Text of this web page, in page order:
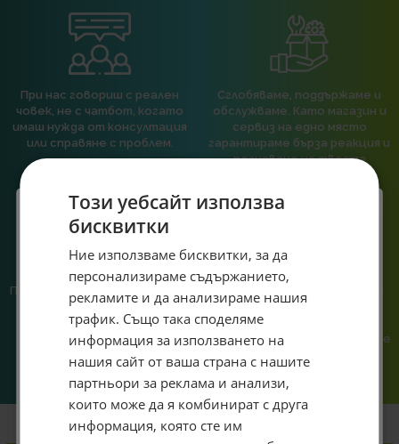
При нас говориш с реален
човек, не с чатбот, когато
имаш нужда от консултация
или справяне с проблем.
Сглобяваме, поддържаме и
обслужваме. Като магазин и
сервиз на едно място
гарантираме бърза реакция и
познаване на твоята
Предлагаме различни методи
на плащане, включително
възможност за плащане с
криптовалута.
затова поемаме лична
отговорност за всяка
поръчка. Ако има проблем – не
решаваме.
Този уебсайт използва
бисквитки
Ние използваме бисквитки, за да
персонализираме съдържанието,
рекламите и да анализираме нашия
трафик. Също така споделяме
информация за използването на
нашия сайт от ваша страна с нашите
партньори за реклама и анализи,
които може да я комбинират с друга
информация, която сте им
Специален подарък за
теб!
Абонирай се за ексклузивни седмични оферти и
специални предложения само за теб като
въведеш само email адрес и получи отстъпка от
първата ти поръчка.
Email